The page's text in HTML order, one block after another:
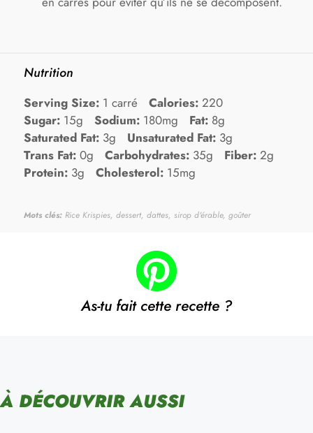
Nutrition
Serving Size: 1 carré Calories: 220
Sugar: 15g Sodium: 180mg Fat: 8g
Saturated Fat: 3g Unsaturated Fat: 3g
Trans Fat: 0g Carbohydrates: 35g Fiber: 2g
Protein: 3g Cholesterol: 15mg
Mots clés: Rice Krispies, dessert, dattes, sirop d'érable, goûter
As-tu fait cette recette ?
À DÉCOUVRIR AUSSI